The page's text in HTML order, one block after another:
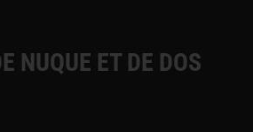
NUQUE ET DE DOS